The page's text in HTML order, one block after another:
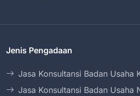
Jenis Pengadaan
Jasa Konsultansi Badan Usaha
Jasa Konsultansi Badan Usaha